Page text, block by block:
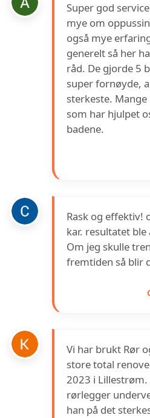
Super god
mye om
også mye
generelt så her
råd. De gjorde 5
super fornøyde,
sterkeste.
som har hjulpet
badene.
Rask og effektiv!
kar. resultatet
Om jeg skulle
fremtiden så blir
Vi har brukt Rør
store total
2023 i
rørlegger
han på det